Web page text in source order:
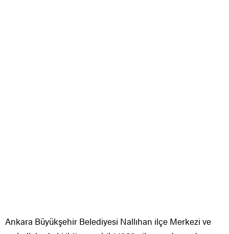
Ankara Büyükşehir Belediyesi Nallıhan ilçe Merkezi ve